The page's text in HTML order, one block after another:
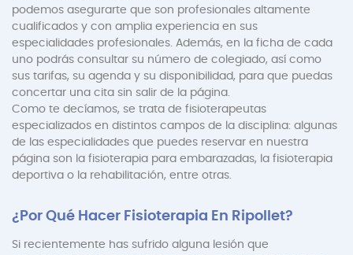
podemos asegurarte que son profesionales altamente
cualificados y con amplia experiencia en sus
especialidades profesionales. Además, en la ficha de cada
uno podrás consultar su número de colegiado, así como
sus tarifas, su agenda y su disponibilidad, para que puedas
concertar una cita sin salir de la página.
Como te decíamos, se trata de fisioterapeutas
especializados en distintos campos de la disciplina: algunas
de las especialidades que puedes reservar en nuestra
página son la fisioterapia para embarazadas, la fisioterapia
deportiva o la rehabilitación, entre otras.
¿Por Qué Hacer Fisioterapia En Ripollet?
Si recientemente has sufrido alguna lesión que